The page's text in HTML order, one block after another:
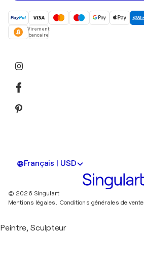
Virement
bancaire
Français | USD
© 2026 Singulart
Mentions légales. Conditions générales de vente
Peintre, Sculpteur